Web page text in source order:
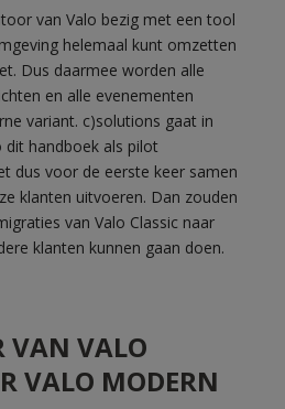
van Valo bezig met een tool
helemaal kunt omzetten
Dus daarmee worden alle
en alle evenementen
variant. c)solutions gaat in
dit handboek als pilot
dus voor de eerste keer samen
klanten uitvoeren. Dan zouden
van Valo Classic naar
klanten kunnen gaan doen.
VAN VALO
VALO MODERN